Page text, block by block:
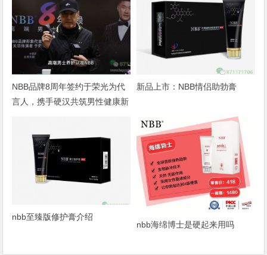
NBB品牌8周年签约于荣光为代
言人，携手硬汉共筑男性健康新
新品上市：NBB情侣助勃膏
nbb至臻版修护膏介绍
nbb海绵博士是硬起来用吗